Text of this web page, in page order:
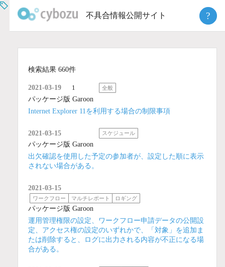
不具合情報公開サイト ?
検索結果 660件
2021-03-19 1 全般
パッケージ版 Garoon
Internet Explorer 11を利用する場合の制限事項
2021-03-15 スケジュール
パッケージ版 Garoon
出欠確認を使用した予定の参加者が、設定した順に表示
されない場合がある。
2021-03-15
ワークフロー マルチレポート ロギング
パッケージ版 Garoon
運用管理権限の設定、ワークフロー申請データの公開設
定、アクセス権の設定のいずれかで、「対象」を追加ま
たは削除すると、ログに出力される内容が不正になる場
合がある。